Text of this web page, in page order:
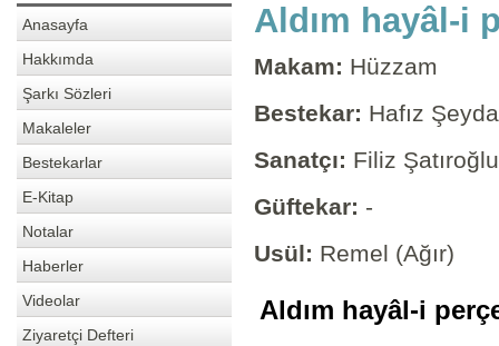
Anasayfa
Hakkımda
Şarkı Sözleri
Makaleler
Bestekarlar
E-Kitap
Notalar
Haberler
Videolar
Ziyaretçi Defteri
Aldım hayâl-i
Makam: Hüzzam
Bestekar: Hafız
Sanatçı: Filiz Şatıroğlu
Güftekar: -
Usül: Remel (Ağır)
Aldım hayâl-i